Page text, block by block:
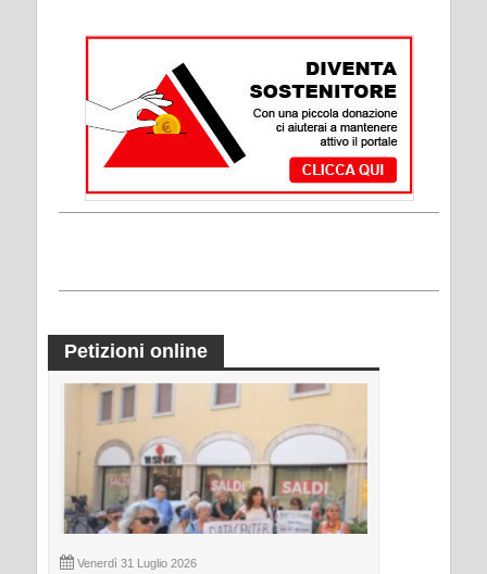
Petizioni online
Venerdì 31 Luglio 2026